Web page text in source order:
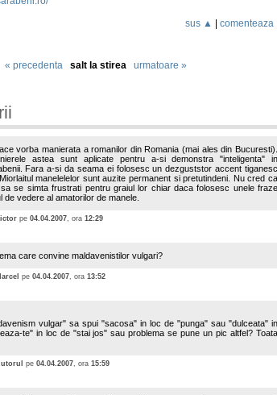
sus ▲
« precedenta salt la stirea urmatoare »
vorba manierata a romanilor din Romania (mai ales din Bucuresti).
astea sunt aplicate pentru a-si demonstra "inteligenta" in
Fara a-si da seama ei folosesc un dezguststor accent tiganesc
manelelelor sunt auzite permanent si pretutindeni. Nu cred ca
se simta frustrati pentru graiul lor chiar daca folosesc unele fraze
vedere al amatorilor de manele.
pe 04.04.2007, ora 12:29
care convine maldavenistilor vulgari?
pe 04.04.2007, ora 13:52
vulgar" sa spui "sacosa" in loc de "punga" sau "dulceata" in
te" in loc de "stai jos" sau problema se pune un pic altfel? Toata
pe 04.04.2007, ora 15:59